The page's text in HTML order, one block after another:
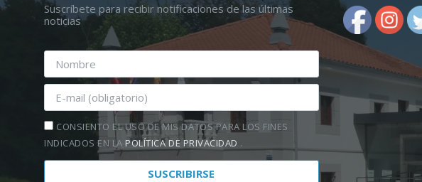
Suscríbete para recibir notificaciones de las últimas
noticias
CONSIENTO EL USO DE MIS DATOS PARA LOS FINES
INDICADOS EN LAPOLÍTICA DE PRIVACIDAD .